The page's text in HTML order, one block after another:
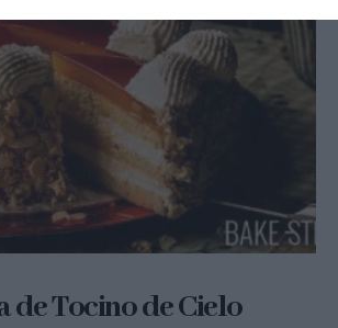
de Tocino de Cielo